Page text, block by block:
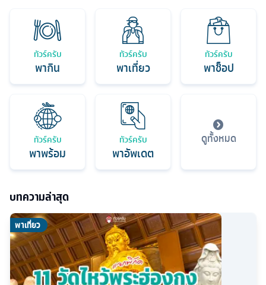
ทัวร์ครับ
พากิน
ทัวร์ครับ
พาเที่ยว
ทัวร์ครับ
พาช็อป
ทัวร์ครับ
พาพร้อม
ทัวร์ครับ
พาอัพเดต
ดูทั้งหมด
บทความล่าสุด
พาเที่ยว